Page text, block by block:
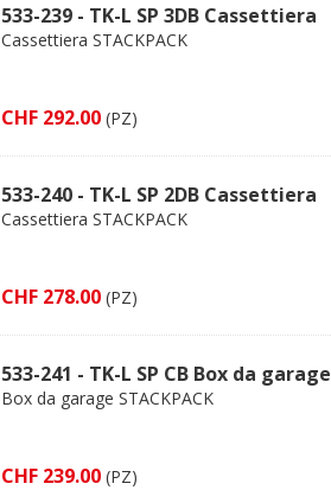
533-239 - TK-L SP 3DB Cassettiera
Cassettiera STACKPACK
CHF 292.00 (PZ)
533-240 - TK-L SP 2DB Cassettiera
Cassettiera STACKPACK
CHF 278.00 (PZ)
533-241 - TK-L SP CB Box da garage
Box da garage STACKPACK
CHF 239.00 (PZ)